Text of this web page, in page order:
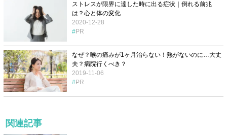
ストレスが限界に達した時に出る症状｜倒れる前兆
は？心と体の変化
2020-12-28
PR
なぜ？喉の痛みが1ヶ月治らない！熱がないのに…大丈
夫？病院行くべき？
2019-11-06
PR
関連記事